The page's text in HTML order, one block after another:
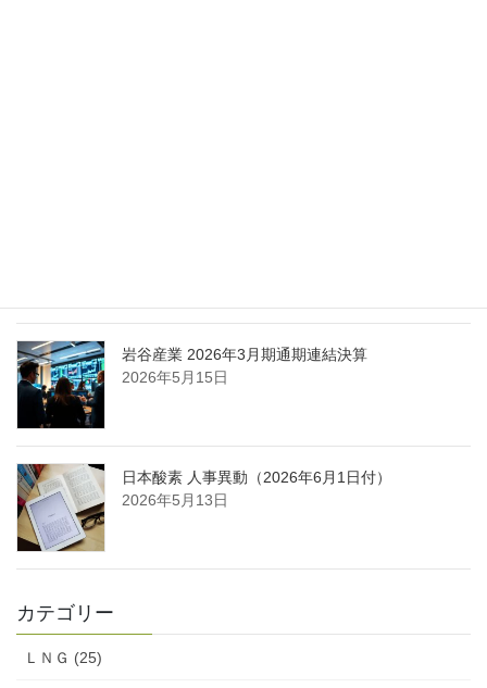
岩谷産業 2026年3月期通期連結決算
2026年5月15日
日本酸素 人事異動（2026年6月1日付）
2026年5月13日
カテゴリー
ＬＮＧ (25)